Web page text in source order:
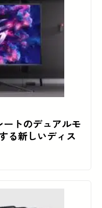
トのデュアルモ
る新しいディス